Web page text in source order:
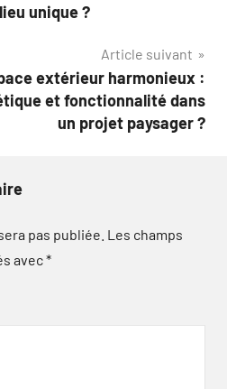
unique ?
Article suivant
extérieur harmonieux :
et fonctionnalité dans
un projet paysager ?
pas publiée. Les champs
avec*